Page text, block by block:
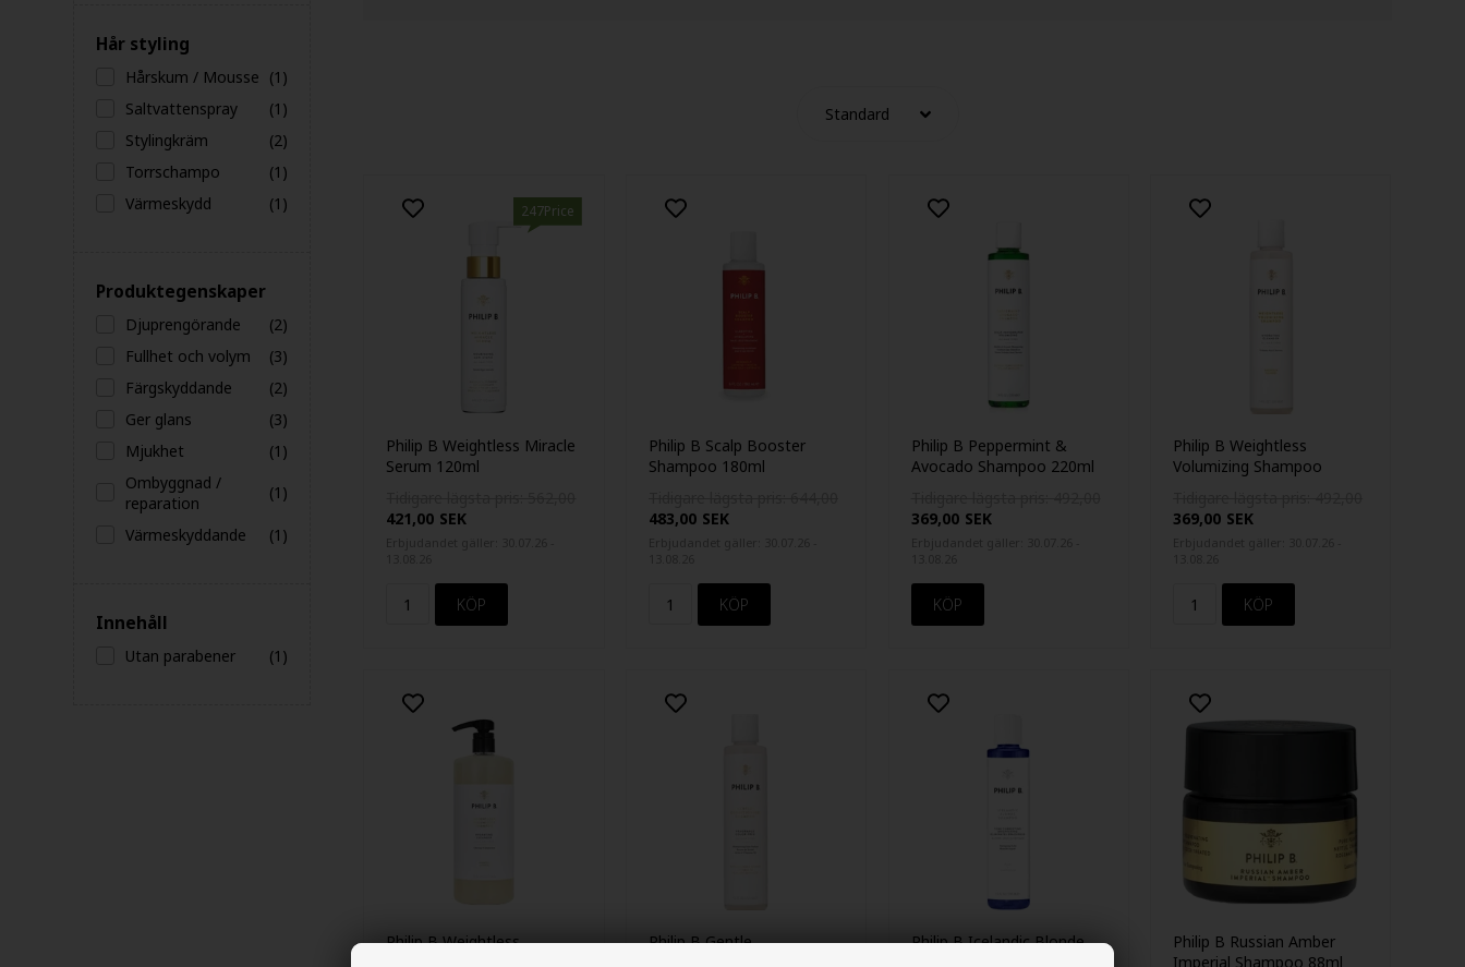
Hår styling
Hårskum / Mousse (1)
Saltvattenspray
(1)
Stylingkräm
(2)
Torrschampo
(1)
Värmeskydd
(1)
Produktegenskaper
Djuprengörande
(2)
Fullhet och volym
(3)
Färgskyddande
(2)
Ger glans
(3)
Mjukhet
(1)
Ombyggnad /
reparation
(1)
Värmeskyddande (1)
Innehåll
Utan parabener (1)
247Price
Philip B Weightless Miracle
Serum 120ml
421,00 SEK
Philip B Scalp Booster
Shampoo 180ml
483,00 SEK
Philip B Peppermint &
Avocado Shampoo 220ml
369,00 SEK
Philip B Weightless
Volumizing Shampoo
369,00 SEK
Philip B Weightless
Philip B Gentle
Philip B Icelandic Blonde
Philip B Russian Amber
Imperial Shampoo 88ml